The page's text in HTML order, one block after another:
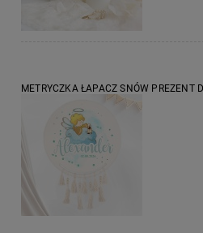
METRYCZKA ŁAPACZ SNÓW PREZENT